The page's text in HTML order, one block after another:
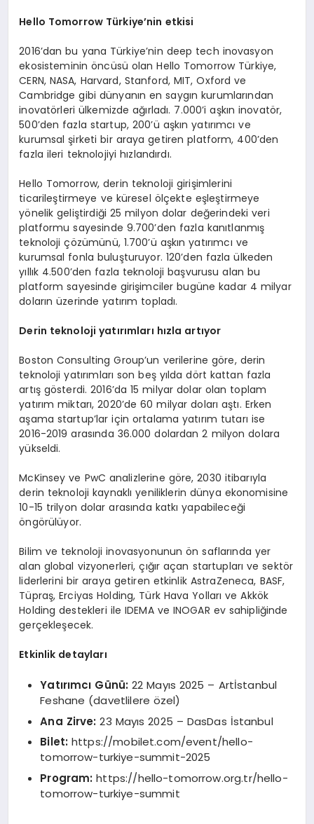
Hello Tomorrow Türkiye’nin etkisi
2016’dan bu yana Türkiye’nin deep tech inovasyon
ekosisteminin öncüsü olan Hello Tomorrow Türkiye,
CERN, NASA, Harvard, Stanford, MIT, Oxford ve
Cambridge gibi dünyanın en saygın kurumlarından
inovatörleri ülkemizde ağırladı. 7.000’i aşkın inovatör,
500’den fazla startup, 200’ü aşkın yatırımcı ve
kurumsal şirketi bir araya getiren platform, 400’den
fazla ileri teknolojiyi hızlandırdı.
Hello Tomorrow, derin teknoloji girişimlerini
ticarileştirmeye ve küresel ölçekte eşleştirmeye
yönelik geliştirdiği 25 milyon dolar değerindeki veri
platformu sayesinde 9.700’den fazla kanıtlanmış
teknoloji çözümünü, 1.700’ü aşkın yatırımcı ve
kurumsal fonla buluşturuyor. 120’den fazla ülkeden
yıllık 4.500’den fazla teknoloji başvurusu alan bu
platform sayesinde girişimciler bugüne kadar 4 milyar
doların üzerinde yatırım topladı.
Derin teknoloji yatırımları hızla artıyor
Boston Consulting Group’un verilerine göre, derin
teknoloji yatırımları son beş yılda dört kattan fazla
artış gösterdi. 2016’da 15 milyar dolar olan toplam
yatırım miktarı, 2020’de 60 milyar doları aştı. Erken
aşama startup’lar için ortalama yatırım tutarı ise
2016-2019 arasında 36.000 dolardan 2 milyon dolara
yükseldi.
McKinsey ve PwC analizlerine göre, 2030 itibarıyla
derin teknoloji kaynaklı yeniliklerin dünya ekonomisine
10-15 trilyon dolar arasında katkı yapabileceği
öngörülüyor.
Bilim ve teknoloji inovasyonunun ön saflarında yer
alan global vizyonerleri, çığır açan startupları ve sektör
liderlerini bir araya getiren etkinlik AstraZeneca, BASF,
Tüpraş, Erciyas Holding, Türk Hava Yolları ve Akkök
Holding destekleri ile IDEMA ve INOGAR ev sahipliğinde
gerçekleşecek.
Etkinlik detayları
Yatırımcı Günü: 22 Mayıs 2025 – Artİstanbul
Feshane (davetlilere özel)
Ana Zirve: 23 Mayıs 2025 – DasDas İstanbul
Bilet: https://mobilet.com/event/hello-
tomorrow-turkiye-summit-2025
Program: https://hello-tomorrow.org.tr/hello-
tomorrow-turkiye-summit